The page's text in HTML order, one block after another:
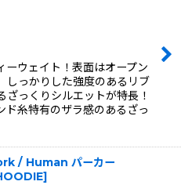
ーウェイト！表面はオープン
しっかりした強度のあるリブ
ざっくりシルエットが特長！
ド糸特有のザラ感のあるざっ
/ Human パーカー
]